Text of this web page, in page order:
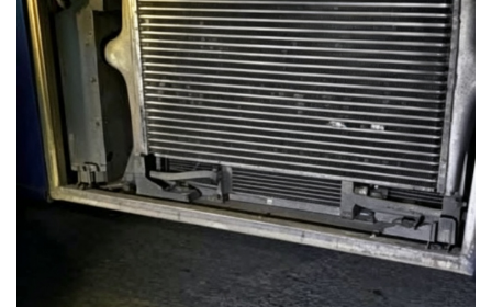
DESTAQUE POLÍCIA
Fé usada como
7 de agosto de 2026